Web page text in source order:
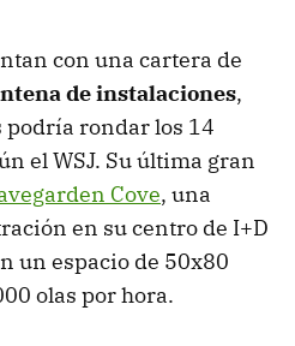
con una cartera de
de instalaciones,
podría rondar los 14
el WSJ. Su última gran
Cove, una
en su centro de I+D
un espacio de 50x80
olas por hora.